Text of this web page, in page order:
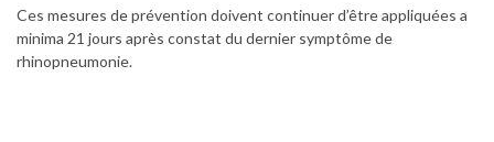
Ces mesures de prévention doivent continuer d’être appliquées a
minima 21 jours après constat du dernier symptôme de
rhinopneumonie.